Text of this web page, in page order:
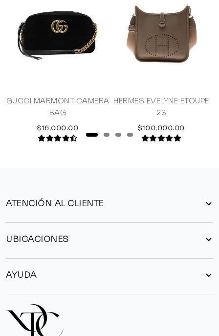
GUCCI MARMONT CAMERA
BAG
$16,000.00
HERMES EVELYNE ETOUPE
23
$100,000.00
ATENCIÓN AL CLIENTE
UBICACIONES
AYUDA